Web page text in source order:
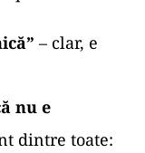
– clar, e
nu e
dintre toate: